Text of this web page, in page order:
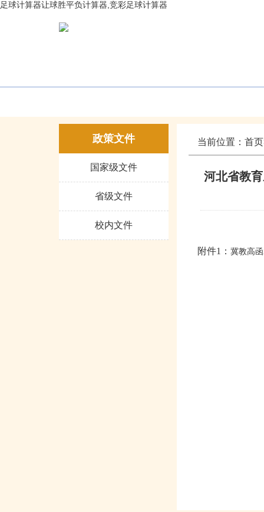
足球计算器让球胜平负计算器,竞彩足球计算器
政策文件
国家级文件
省级文件
校内文件
当前位置： 首页
河北省教
附件1： 冀教高